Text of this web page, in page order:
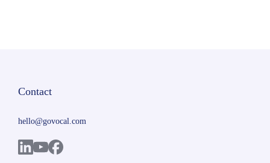
Contact
hello@govocal.com